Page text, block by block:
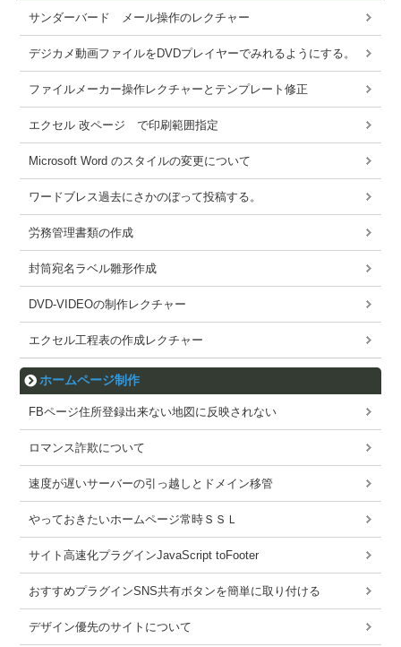
サンダーバード メール操作のレクチャー
デジカメ動画ファイルをDVDプレイヤーでみれるようにする。
ファイルメーカー操作レクチャーとテンプレート修正
エクセル 改ページ で印刷範囲指定
Microsoft Word のスタイルの変更について
ワードブレス過去にさかのぼって投稿する。
労務管理書類の作成
封筒宛名ラベル雛形作成
DVD-VIDEOの制作レクチャー
エクセル工程表の作成レクチャー
ホームページ制作
FBページ住所登録出来ない地図に反映されない
ロマンス詐欺について
速度が遅いサーバーの引っ越しとドメイン移管
やっておきたいホームページ常時ＳＳＬ
サイト高速化プラグインJavaScript toFooter
おすすめプラグインSNS共有ボタンを簡単に取り付ける
デザイン優先のサイトについて